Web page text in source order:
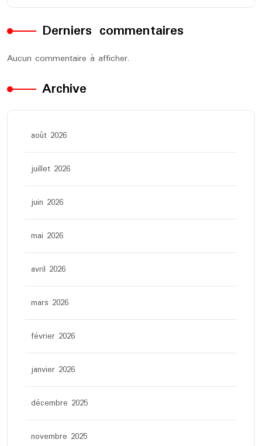
Derniers commentaires
Aucun commentaire à afficher.
Archive
août 2026
juillet 2026
juin 2026
mai 2026
avril 2026
mars 2026
février 2026
janvier 2026
décembre 2025
novembre 2025